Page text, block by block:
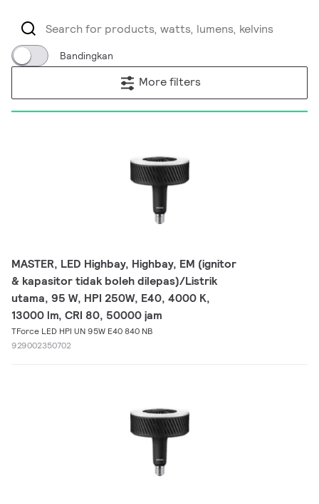
Bandingkan
More filters
MASTER, LED Highbay, Highbay, EM (ignitor
& kapasitor tidak boleh dilepas)/Listrik
utama, 95 W, HPI 250W, E40, 4000 K,
13000 lm, CRI 80, 50000 jam
TForce LED HPI UN 95W E40 840 NB
929002350702